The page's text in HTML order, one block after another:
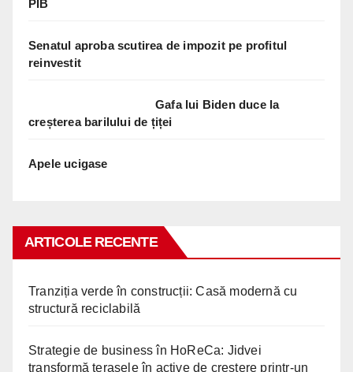
PIB
Senatul aproba scutirea de impozit pe profitul
reinvestit
Gafa lui Biden duce la
creșterea barilului de țiței
Apele ucigase
ARTICOLE RECENTE
Tranziția verde în construcții: Casă modernă cu
structură reciclabilă
Strategie de business în HoReCa: Jidvei
transformă terasele în active de creștere printr-un